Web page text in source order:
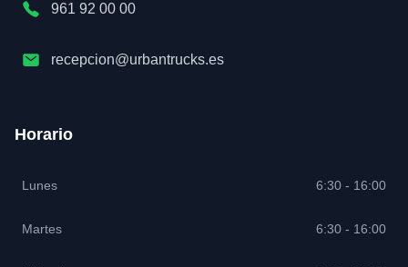
961 92 00 00
recepcion@urbantrucks.es
Horario
Lunes 6:30 - 16:00
Martes 6:30 - 16:00